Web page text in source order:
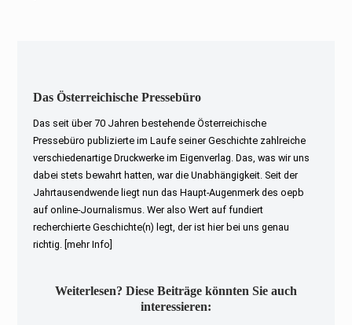
Das Österreichische Pressebüro
Das seit über 70 Jahren bestehende Österreichische
Pressebüro publizierte im Laufe seiner Geschichte zahlreiche
verschiedenartige Druckwerke im Eigenverlag. Das, was wir uns
dabei stets bewahrt hatten, war die Unabhängigkeit. Seit der
Jahrtausendwende liegt nun das Haupt-Augenmerk des oepb
auf online-Journalismus. Wer also Wert auf fundiert
recherchierte Geschichte(n) legt, der ist hier bei uns genau
richtig.
[mehr Info]
Weiterlesen? Diese Beiträge könnten Sie auch
interessieren: